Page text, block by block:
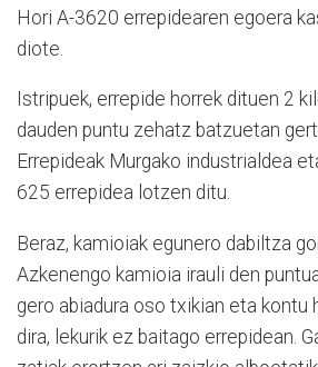
Hori A-3620 errepidearen egoera
diote.
Istripuek, errepide horrek dituen 2
dauden puntu zehatz batzuetan
Errepideak Murgako industrialdea
625 errepidea lotzen ditu.
Beraz, kamioiak egunero dabiltza
Azkenengo kamioia irauli den
gero abiadura oso txikian eta kontu
dira, lekurik ez baitago errepidean.